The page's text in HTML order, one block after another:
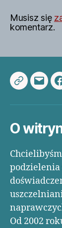
Musisz się
komentarz.
Adres
O
podzielenia
Od 2002